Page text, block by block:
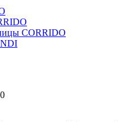
CORRIDO